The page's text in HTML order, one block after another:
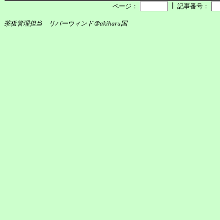
ページ： 記事番号：
茶板管理担当 リバーウィンド＠akiharu国